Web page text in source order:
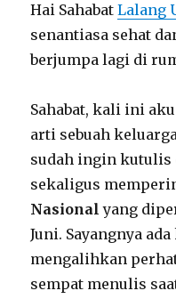
Hai SahabatLalang
senantiasa sehat
berjumpa lagi di
Sahabat, kali ini
arti sebuah
sudah ingin kutulis
sekaligus
Nasional yang
Juni. Sayangnya
mengalihkan
sempat menulis